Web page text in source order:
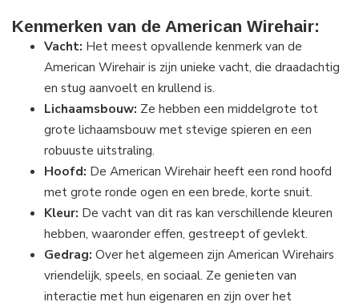
Kenmerken van de American Wirehair:
Vacht: Het meest opvallende kenmerk van de
American Wirehair is zijn unieke vacht, die draadachtig
en stug aanvoelt en krullend is.
Lichaamsbouw: Ze hebben een middelgrote tot
grote lichaamsbouw met stevige spieren en een
robuuste uitstraling.
Hoofd: De American Wirehair heeft een rond hoofd
met grote ronde ogen en een brede, korte snuit.
Kleur: De vacht van dit ras kan verschillende kleuren
hebben, waaronder effen, gestreept of gevlekt.
Gedrag: Over het algemeen zijn American Wirehairs
vriendelijk, speels, en sociaal. Ze genieten van
interactie met hun eigenaren en zijn over het